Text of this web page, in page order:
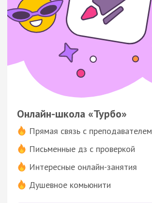
Онлайн-школа «Турбо»
Прямая связь с преподавателем
Письменные дз с проверкой
Интересные онлайн-занятия
Душевное комьюнити